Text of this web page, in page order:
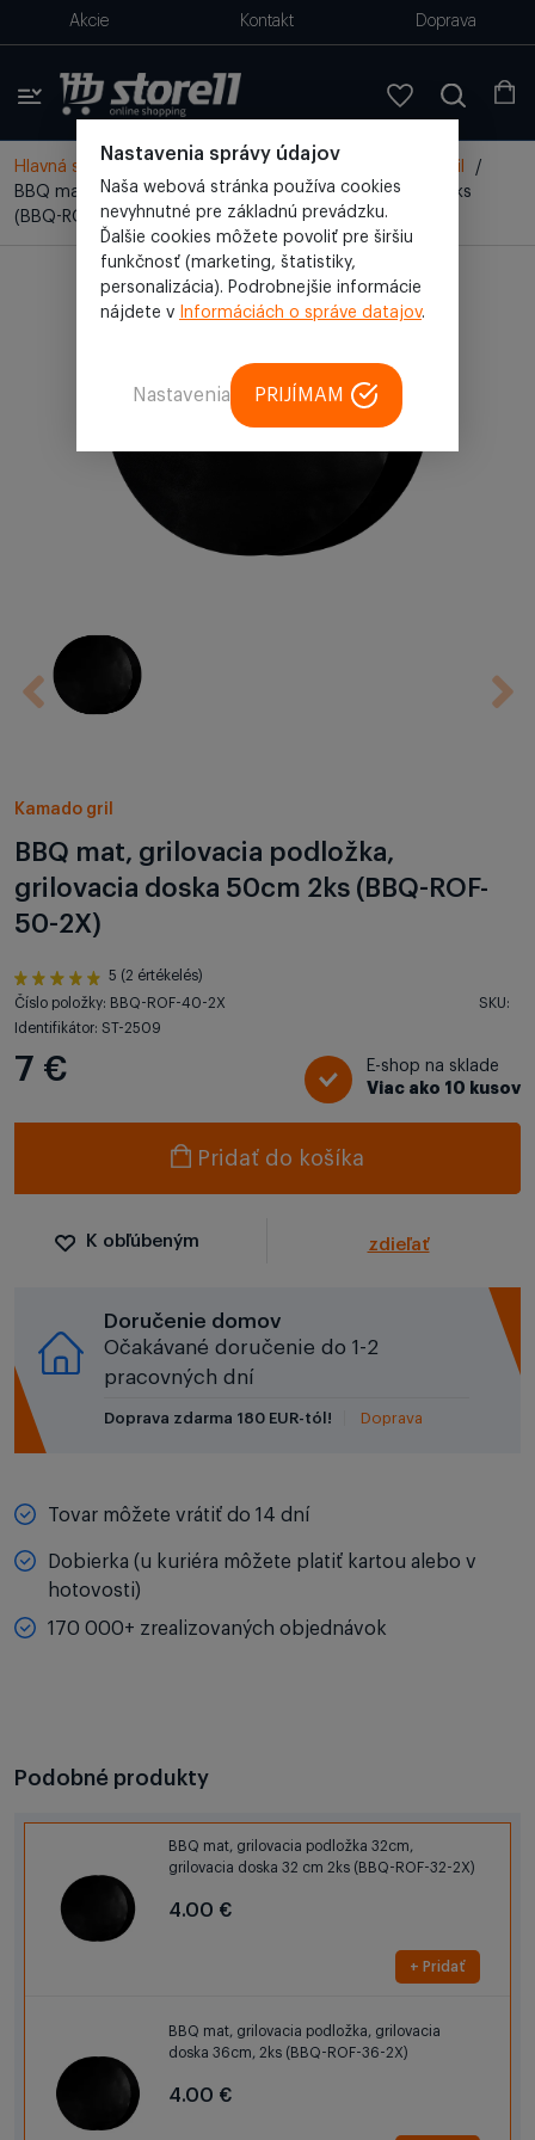
Akcie Kontakt Doprava
Hlavná stránka Všetky produkty Kamado gril
/
BBQ mat, grilovacia podložka, grilovacia doska 50cm 2ks
(BBQ-ROF-50-2X)
Kamado gril
BBQ mat, grilovacia podložka,
grilovacia doska 50cm 2ks (BBQ-ROF-
50-2X)
5 (2 értékelés)
Číslo položky: BBQ-ROF-40-2X
SKU:
Identifikátor: ST-2509
7 €
E-shop na sklade
Viac ako 10 kusov
Pridať do košíka
K obľúbeným zdieľať
Doručenie domov
Očakávané doručenie do 1-2
pracovných dní
Doprava zdarma 180 EUR-tól! Doprava
Tovar môžete vrátiť do 14 dní
Dobierka (u kuriéra môžete platiť kartou alebo v
hotovosti)
170 000+ zrealizovaných objednávok
Podobné produkty
BBQ mat, grilovacia podložka 32cm,
grilovacia doska 32 cm 2ks (BBQ-ROF-32-2X)
4.00 €
+ Pridať
BBQ mat, grilovacia podložka, grilovacia
doska 36cm, 2ks (BBQ-ROF-36-2X)
4.00 €
Nastavenia správy údajov
Naša webová stránka používa cookies
nevyhnutné pre základnú prevádzku.
Ďalšie cookies môžete povoliť pre širšiu
funkčnosť (marketing, štatistiky,
personalizácia). Podrobnejšie informácie
nájdete v Informáciách o správe datajov.
Nastavenia PRIJÍMAM